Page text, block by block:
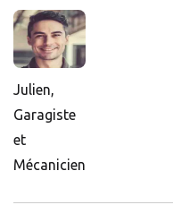
Julien,
Garagiste
et
Mécanicien